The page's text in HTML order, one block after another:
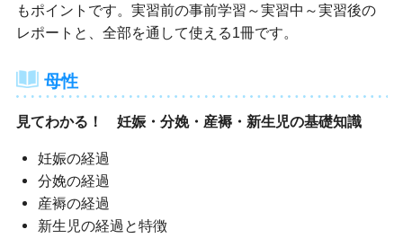
もポイントです。実習前の事前学習～実習中～実習後の
レポートと、全部を通して使える1冊です。
母性
見てわかる！ 妊娠・分娩・産褥・新生児の基礎知識
妊娠の経過
分娩の経過
産褥の経過
新生児の経過と特徴